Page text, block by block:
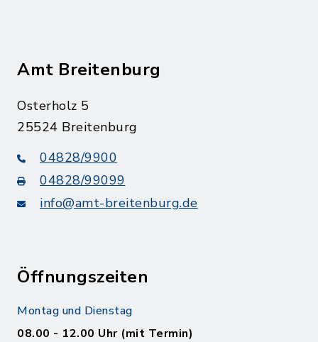
Amt Breitenburg
Osterholz 5
25524 Breitenburg
04828/9900
04828/99099
info@amt-breitenburg.de
Öffnungszeiten
Montag und Dienstag
08.00 - 12.00 Uhr (mit Termin)